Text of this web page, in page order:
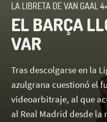
LA LIBRETA DE VAN GAAL
EL BARÇA
VAR
Tras descolgarse en la
azulgrana cuestionó el
videoarbitraje, al que
al Real Madrid desde la